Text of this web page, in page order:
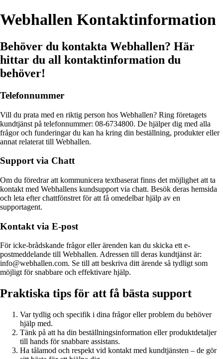
Webhallen Kontaktinformation
Behöver du kontakta Webhallen? Här
hittar du all kontaktinformation du
behöver!
Telefonnummer
Vill du prata med en riktig person hos Webhallen? Ring företagets
kundtjänst på telefonnummer: 08-6734800. De hjälper dig med alla
frågor och funderingar du kan ha kring din beställning, produkter eller
annat relaterat till Webhallen.
Support via Chatt
Om du föredrar att kommunicera textbaserat finns det möjlighet att ta
kontakt med Webhallens kundsupport via chatt. Besök deras hemsida
och leta efter chattfönstret för att få omedelbar hjälp av en
supportagent.
Kontakt via E-post
För icke-brådskande frågor eller ärenden kan du skicka ett e-
postmeddelande till Webhallen. Adressen till deras kundtjänst är:
info@webhallen.com. Se till att beskriva ditt ärende så tydligt som
möjligt för snabbare och effektivare hjälp.
Praktiska tips för att få bästa support
Var tydlig och specifik i dina frågor eller problem du behöver
hjälp med.
Tänk på att ha din beställningsinformation eller produktdetaljer
till hands för snabbare assistans.
Ha tålamod och respekt vid kontakt med kundtjänsten – de gör